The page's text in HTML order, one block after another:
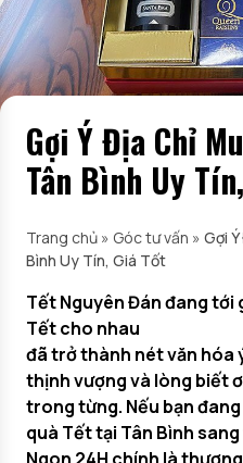
Gợi Ý Địa Chỉ
Tân Bình Uy
Trang chủ » Góc tư vấn » Gợi
Bình Uy Tín, Giá Tốt
Tết Nguyên Đán đang tới
Tết cho nhau
đã trở thành nét văn hóa
thịnh vượng và lòng biết
trong từng. Nếu bạn
quà Tết tại Tân Bình